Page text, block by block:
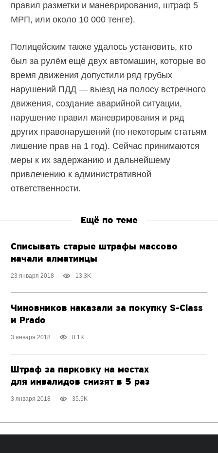
правил разметки и маневрирования, штраф 5
МРП, или около 10 000 тенге).
Полицейским также удалось установить, кто
был за рулём ещё двух автомашин, которые во
время движения допустили ряд грубых
нарушений ПДД — выезд на полосу встречного
движения, создание аварийной ситуации,
нарушение правил маневрирования и ряд
других правонарушений (по некоторым статьям
лишение прав на 1 год). Сейчас принимаются
меры к их задержанию и дальнейшему
привлечению к административной
ответственности.
Ещё по теме
Списывать старые штрафы массово
начали алматинцы
23 января 2018 13.3K
Чиновников наказали за покупку S-Class
и Prado
3 января 2018 8.1K
Штраф за парковку на местах
для инвалидов снизят в 5 раз
3 января 2018 35.5K